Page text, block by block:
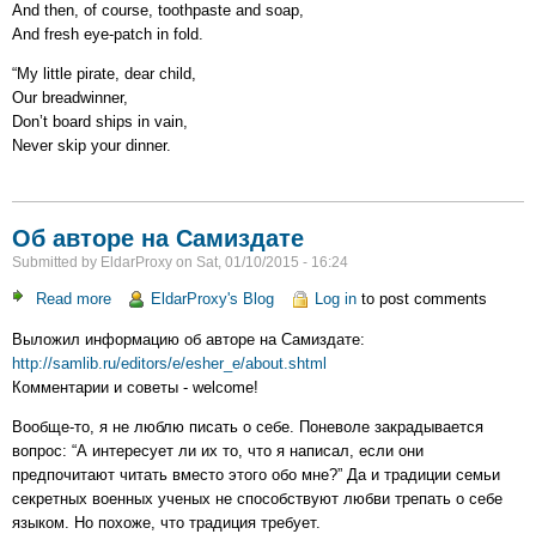
And then, of course, toothpaste and soap,
And fresh eye-patch in fold.
“My little pirate, dear child,
Our breadwinner,
Don’t board ships in vain,
Never skip your dinner.
Об авторе на Самиздате
Submitted by EldarProxy on Sat, 01/10/2015 - 16:24
Read more about
авторе
на
Самиздате
EldarProxy's Blog Log into post comments
Выложил информацию об авторе на Самиздате:
http://samlib.ru/editors/e/esher_e/about.shtml
Комментарии и советы - welcome!
Вообще-то, я не люблю писать о себе. Поневоле закрадывается
вопрос: “А интересует ли их то, что я написал, если они
предпочитают читать вместо этого обо мне?” Да и традиции семьи
секретных военных ученых не способствуют любви трепать о себе
языком. Но похоже, что традиция требует.